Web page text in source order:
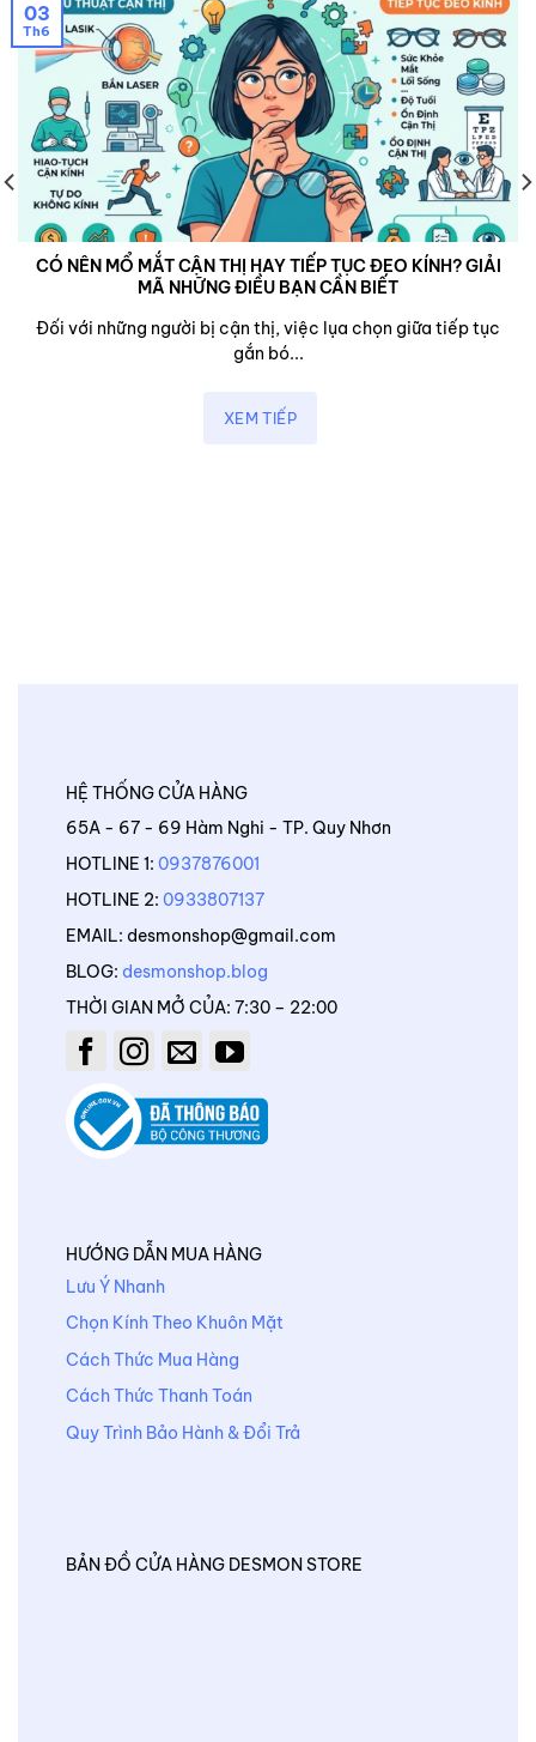
CÓ NÊN MỔ MẮT CẬN THỊ HAY TIẾP TỤC ĐEO KÍNH? GIẢI
MÃ NHỮNG ĐIỀU BẠN CẦN BIẾT
Đối với những người bị cận thị, việc lụa chọn giữa tiếp tục
gắn bó...
XEM TIẾP
03
Th6
HỆ THỐNG CỬA HÀNG
65A - 67 - 69 Hàm Nghi - TP. Quy Nhơn
HOTLINE 1: 0937876001
HOTLINE 2: 0933807137
EMAIL: desmonshop@gmail.com
BLOG: desmonshop.blog
THỜI GIAN MỞ CỦA: 7:30 – 22:00
HƯỚNG DẪN MUA HÀNG
Lưu Ý Nhanh
Chọn Kính Theo Khuôn Mặt
Cách Thức Mua Hàng
Cách Thức Thanh Toán
Quy Trình Bảo Hành & Đổi Trả
BẢN ĐỒ CỬA HÀNG DESMON STORE